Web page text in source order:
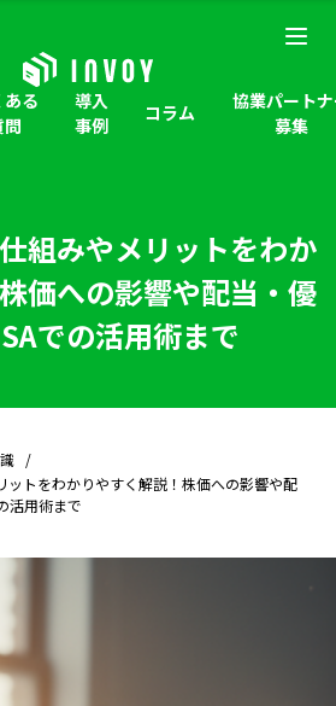
ある
問
導入
事例
コラム
協業パート
募集
組みやメリットをわか
価への影響や配当・優
での活用術まで
ットをわかりやすく解説！株価への影響や配
活用術まで